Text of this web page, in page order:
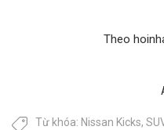
Theo
Từ khóa: Nissan Kicks,